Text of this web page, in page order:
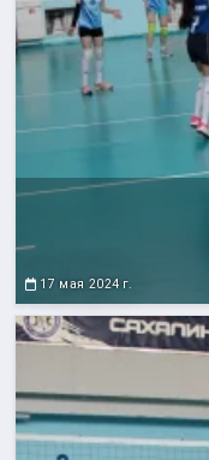
17 мая 2024 г.